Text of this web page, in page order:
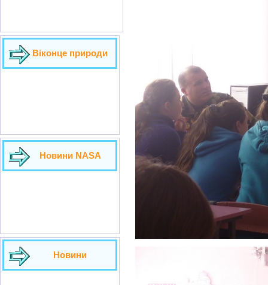
Віконце природи
Новини NASA
Новини